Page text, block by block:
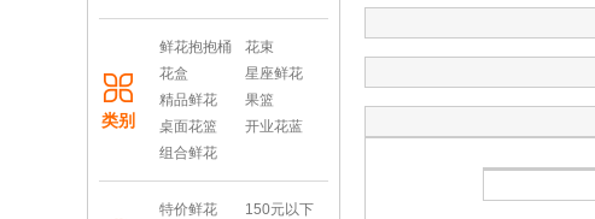
类别
鲜花抱抱桶
花束
花盒
星座鲜花
精品鲜花
果篮
桌面花篮
开业花蓝
组合鲜花
特价鲜花
150元以下